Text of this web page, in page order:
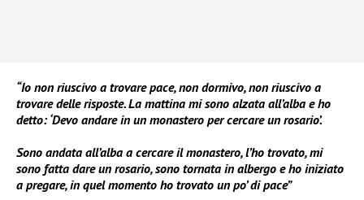
“Io non riuscivo a trovare pace, non dormivo, non riuscivo a
trovare delle risposte. La mattina mi sono alzata all’alba e ho
detto: ‘Devo andare in un monastero per cercare un rosario’.
Sono andata all’alba a cercare il monastero, l’ho trovato, mi
sono fatta dare un rosario, sono tornata in albergo e ho iniziato
a pregare, in quel momento ho trovato un po’ di pace”